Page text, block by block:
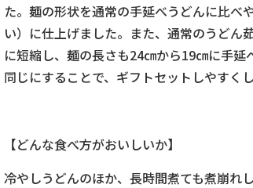
た。麺の形状を通常の手延べうどんに比べ
い）に仕上げました。また、通常のうどん
に短縮し、麺の長さも24㎝から19㎝に手延
同じにすることで、ギフトセットしやすくし
【どんな食べ方がおいしいか】
冷やしうどんのほか、長時間煮ても煮崩れ